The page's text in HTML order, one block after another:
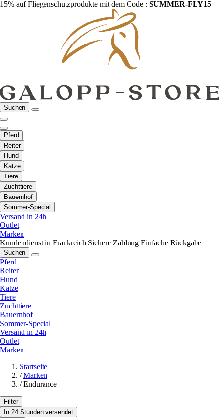
15% auf Fliegenschutzprodukte mit dem Code : SUMMER-FLY15
Suchen
Pferd
Reiter
Hund
Katze
Tiere
Zuchttiere
Bauernhof
Sommer-Special
Versand in 24h
Outlet
Marken
Kundendienst in Frankreich Sichere Zahlung Einfache Rückgabe
Suchen
Pferd
Reiter
Hund
Katze
Tiere
Zuchttiere
Bauernhof
Sommer-Special
Versand in 24h
Outlet
Marken
Startseite
/ Marken
/ Endurance
Filter
In 24 Stunden versendet